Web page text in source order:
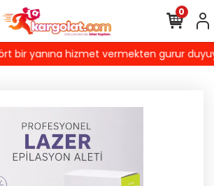
yanına hizmet vermekten gurur
0